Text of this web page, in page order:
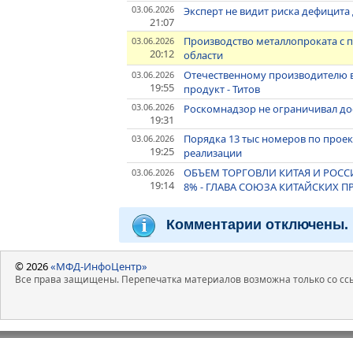
03.06.2026
21:07
Эксперт не видит риска
03.06.2026
20:12
Производство металлопроката
области
03.06.2026
19:55
Отечественному производителю
продукт - Титов
03.06.2026
19:31
Роскомнадзор не ограничивал
03.06.2026
19:25
Порядка 13 тыс номеров по
реализации
03.06.2026
19:14
ОБЪЕМ ТОРГОВЛИ КИТАЯ И
8% - ГЛАВА СОЮЗА КИТАЙСКИХ
Комментарии отключены.
© 2026«МФД-ИнфоЦентр»
Все права защищены. Перепечатка материалов возможна только со